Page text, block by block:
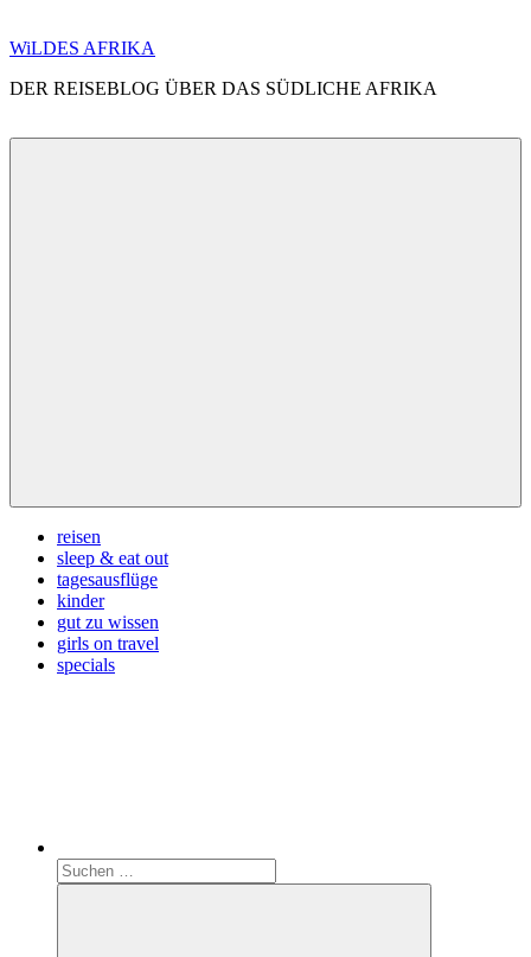
Zum
springen
WiLDES AFRIKA
DER REISEBLOG ÜBER DAS SÜDLICHE AFRIKA
reisen
sleep & eat out
tagesausflüge
kinder
gut zu wissen
girls on travel
specials
Suchen
nach: